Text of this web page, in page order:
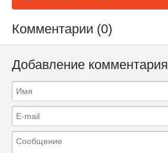
Комментарии (0)
Добавление комментария